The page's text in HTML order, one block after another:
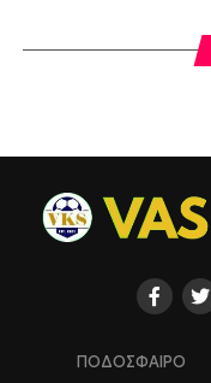
ΠΟΔΟΣΦΑΙΡΟ